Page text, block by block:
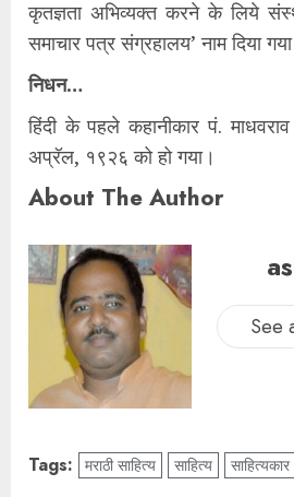
कृतज्ञता अभिव्यक्त करने के लिये
समाचार पत्र संग्रहालय’ नाम दिया
निधन…
हिंदी के पहले कहानीकार पं.
अप्रॅल, १९२६ को हो गया।
About The Author
See
Tags: मराठी साहित्य साहित्य साहित्यकार